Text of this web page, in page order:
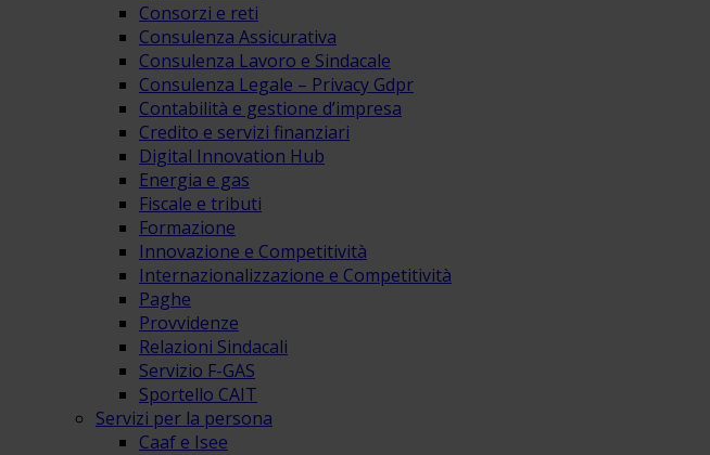
Consorzi e reti
Consulenza Assicurativa
Consulenza Lavoro e Sindacale
Consulenza Legale – Privacy Gdpr
Contabilità e gestione d’impresa
Credito e servizi finanziari
Digital Innovation Hub
Energia e gas
Fiscale e tributi
Formazione
Innovazione e Competitività
Internazionalizzazione e Competitività
Paghe
Provvidenze
Relazioni Sindacali
Servizio F-GAS
Sportello CAIT
Servizi per la persona
Caaf e Isee